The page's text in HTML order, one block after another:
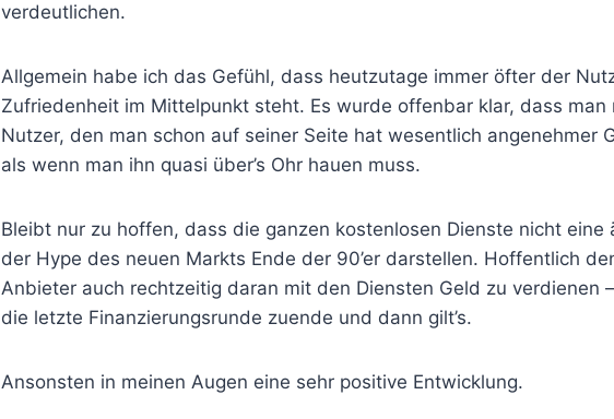
verdeutlichen.
Allgemein habe ich das Gefühl, dass heutzutage immer öfter der
Zufriedenheit im Mittelpunkt steht. Es wurde offenbar klar, dass
Nutzer, den man schon auf seiner Seite hat wesentlich angenehmer
als wenn man ihn quasi über’s Ohr hauen muss.
Bleibt nur zu hoffen, dass die ganzen kostenlosen Dienste nicht eine
der Hype des neuen Markts Ende der 90’er darstellen. Hoffentlich
Anbieter auch rechtzeitig daran mit den Diensten Geld zu verdienen
die letzte Finanzierungsrunde zuende und dann gilt’s.
Ansonsten in meinen Augen eine sehr positive Entwicklung.